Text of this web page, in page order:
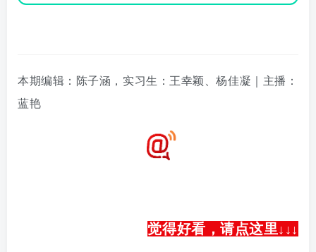
本期编辑：陈子涵 ，实习生：王幸颖、杨佳凝 ｜主播：
蓝艳
觉得好看，请点这里↓ ↓ ↓